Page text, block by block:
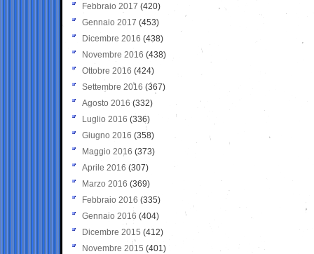
Febbraio 2017 (420)
Gennaio 2017 (453)
Dicembre 2016 (438)
Novembre 2016 (438)
Ottobre 2016 (424)
Settembre 2016 (367)
Agosto 2016 (332)
Luglio 2016 (336)
Giugno 2016 (358)
Maggio 2016 (373)
Aprile 2016 (307)
Marzo 2016 (369)
Febbraio 2016 (335)
Gennaio 2016 (404)
Dicembre 2015 (412)
Novembre 2015 (401)